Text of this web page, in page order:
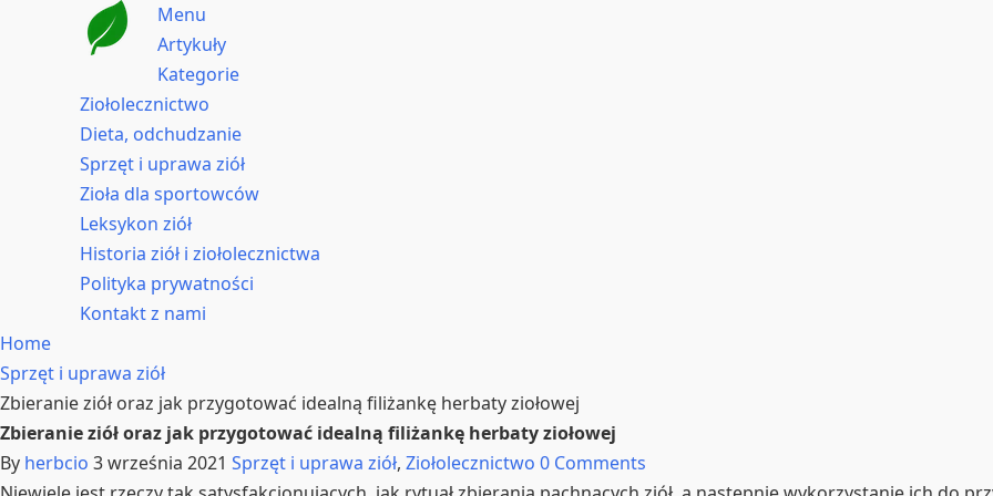
Menu
Artykuły
Kategorie
Ziołolecznictwo
Dieta, odchudzanie
Sprzęt i uprawa ziół
Zioła dla sportowców
Leksykon ziół
Historia ziół i ziołolecznictwa
Polityka prywatności
Kontakt z nami
Home
Sprzęt i uprawa ziół
Zbieranie ziół oraz jak przygotować idealną filiżankę herbaty ziołowej
Zbieranie ziół oraz jak przygotować idealną filiżankę herbaty ziołowej
By herbcio 3 września 2021 Sprzęt i uprawa ziół, Ziołolecznictwo 0 Comments